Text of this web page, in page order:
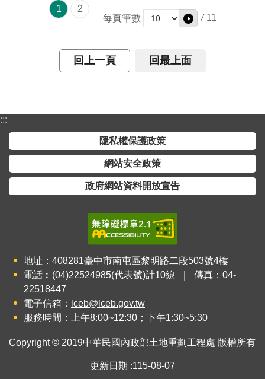
1
2
每頁筆數
/ 11
回上一頁 回最上面
:::
隱私權保護政策
網站安全政策
政府網站資料開放宣告
地址：408281臺中市南屯區黎明路二段503號4樓
電話︰(04)22524985(代表號)計10線 ｜ 傳真：04-
22518447
電子信箱：
lceb@lceb.gov.tw
服務時間：上午8:00~12:30；下午1:30~5:30
Copyright © 2019中華民國內政部土地重劃工程處 版權所有
更新日期 115-08-07